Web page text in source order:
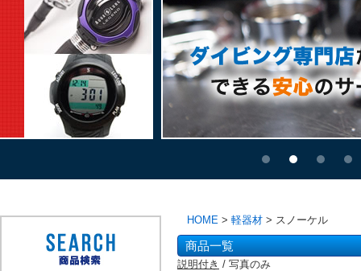
HOME > 軽器材 > スノーケル
商品一覧
説明付き / 写真のみ